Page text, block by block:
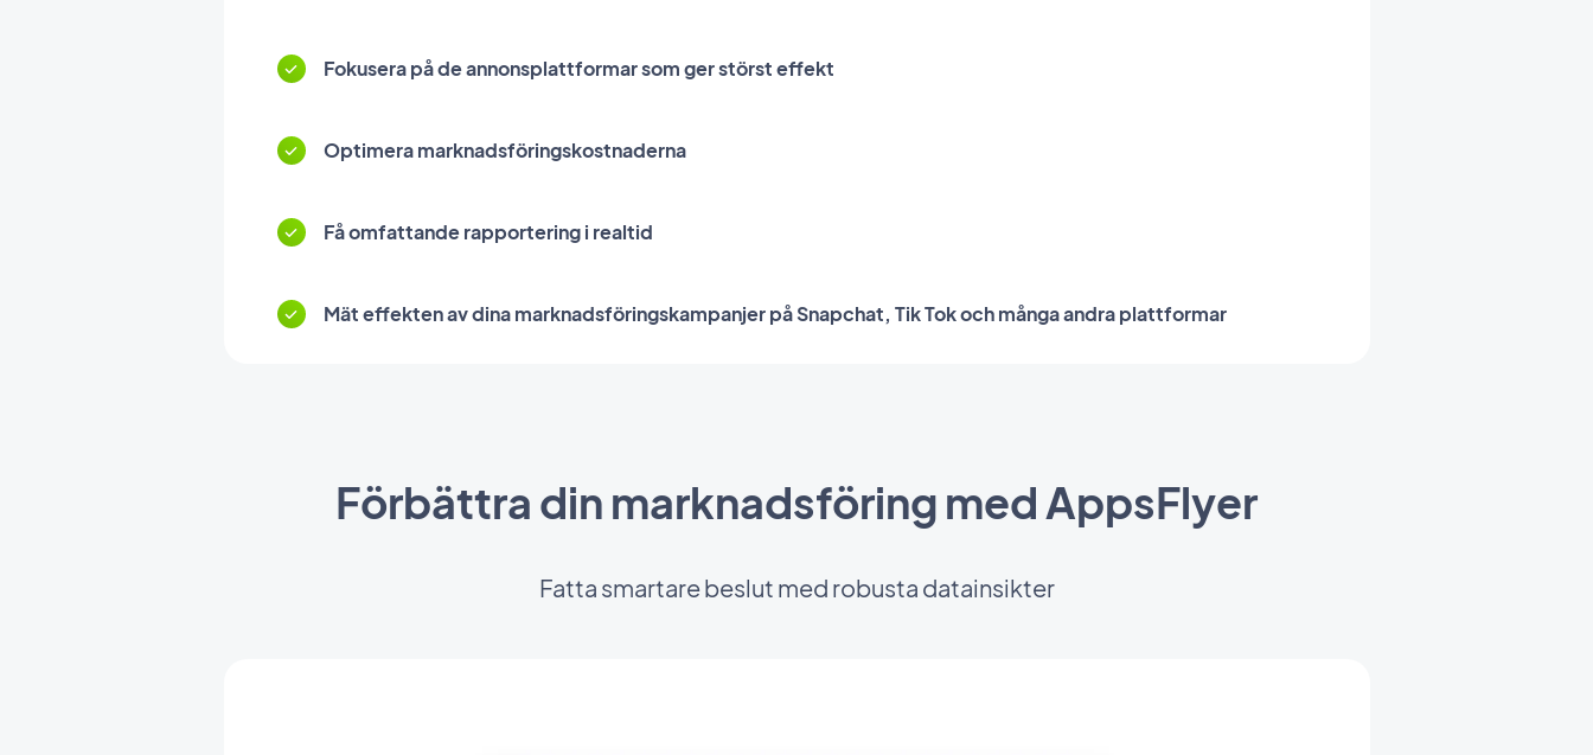
Fokusera på de annonsplattformar som ger störst effekt
Optimera marknadsföringskostnaderna
Få omfattande rapportering i realtid
Mät effekten av dina marknadsföringskampanjer på Snapchat, Tik Tok och många andra plattformar
Förbättra din marknadsföring med AppsFlyer
Fatta smartare beslut med robusta datainsikter